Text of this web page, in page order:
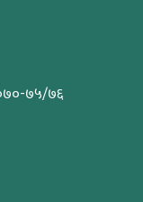
७५/७६